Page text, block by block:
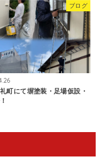
ブログ
町にて塀塗装・足場仮設・